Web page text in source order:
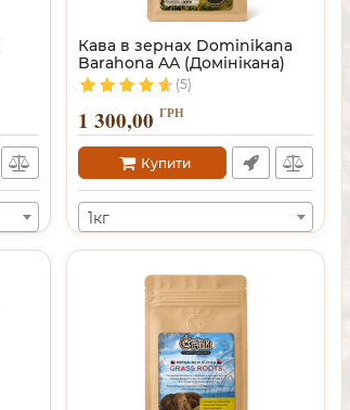
Кава в зернах Dominikana
Barahona AA (Домінікана)
(5)
1 300,00 ГРН
Купити
1кг